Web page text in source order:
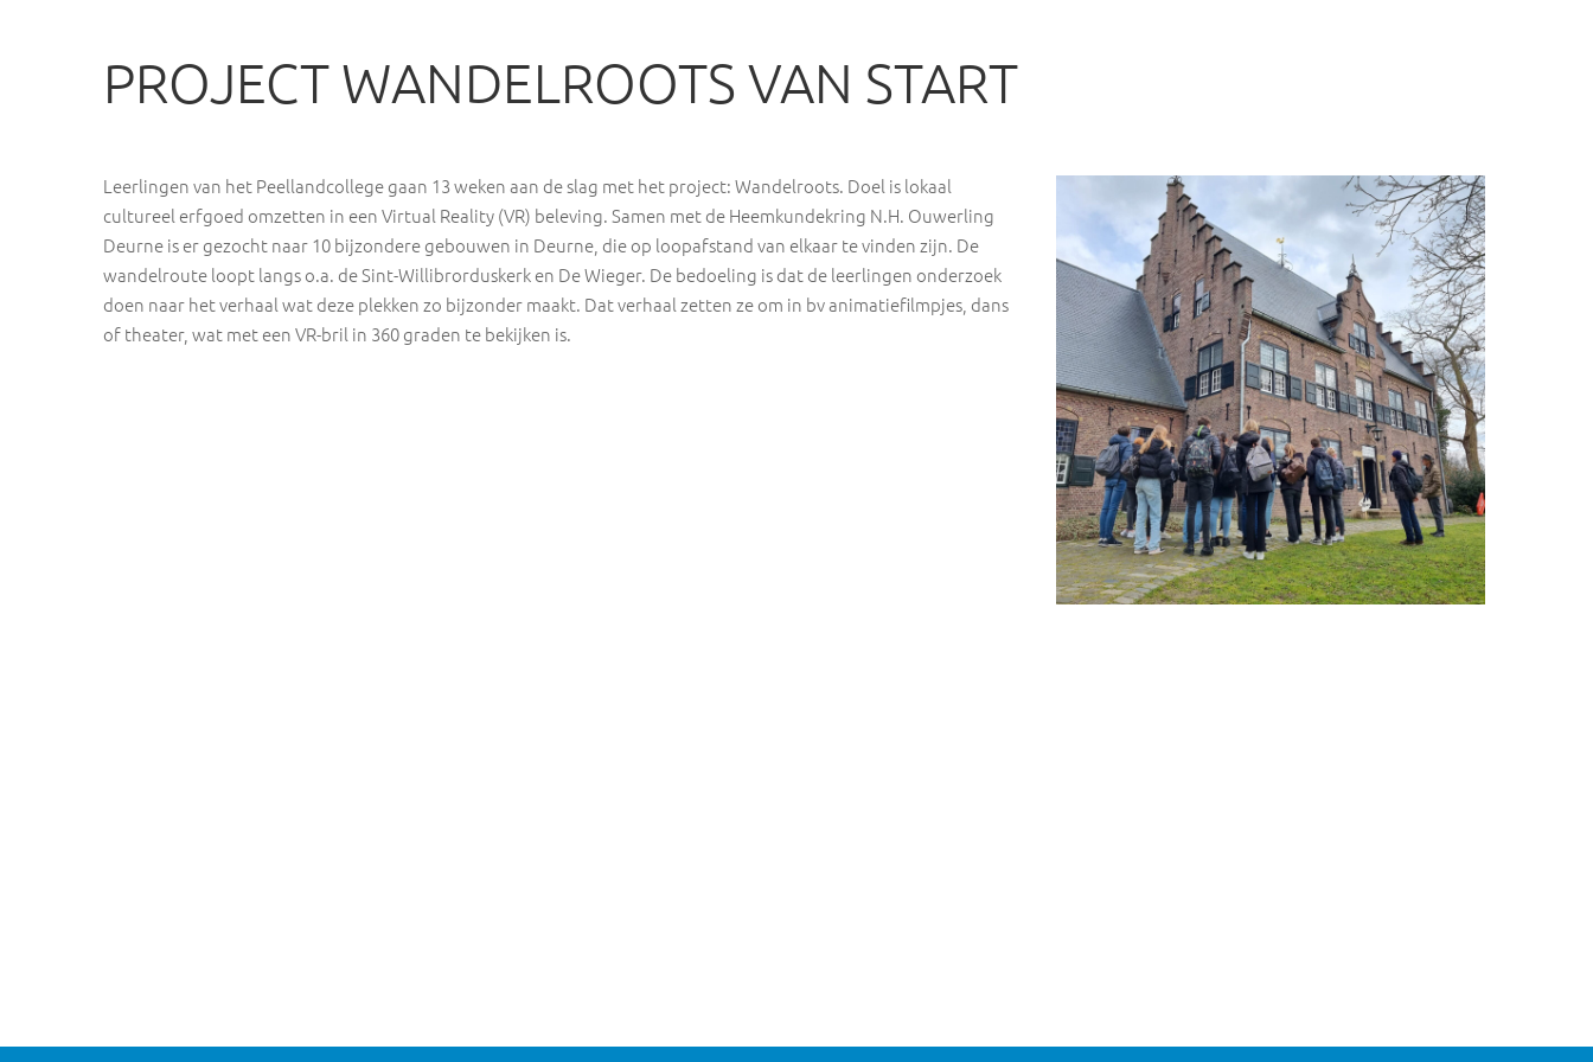
PROJECT WANDELROOTS VAN START
Leerlingen van het Peellandcollege gaan 13 weken aan de slag met het project: Wandelroots. Doel is lokaal
cultureel erfgoed omzetten in een Virtual Reality (VR) beleving. Samen met de Heemkundekring N.H. Ouwerling
Deurne is er gezocht naar 10 bijzondere gebouwen in Deurne, die op loopafstand van elkaar te vinden zijn. De
wandelroute loopt langs o.a. de Sint-Willibrorduskerk en De Wieger. De bedoeling is dat de leerlingen onderzoek
doen naar het verhaal wat deze plekken zo bijzonder maakt. Dat verhaal zetten ze om in bv animatiefilmpjes, dans
of theater, wat met een VR-bril in 360 graden te bekijken is.